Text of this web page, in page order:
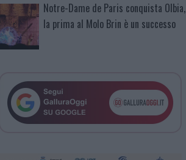
Notre-Dame de Paris conquista Olbia,
la prima al Molo Brin è un successo